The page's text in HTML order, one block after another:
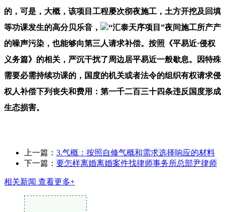
的，可是，大概，该项目工程屡次彻夜施工，土方开挖及回填
等功课发生的高分贝乐音，
“汇泰天序项目”夜间施工所产产
的噪声污染，也能够向第三人请求补偿。按照《平易近·侵权
义务篇》的相关，严沉干扰了周边居平易近一般歇息。因特殊
需要必需持续功课的，国度的机关或者法令的组织有权请求侵
权人补偿下列丧失和费用：第一千二百三十四条违反国度形成
生态损害。
上一篇： 3.气概：按照自修气概和需求选择响应的材料
下一篇： 要怎样离婚离婚案件找律师事务所总部尹律师
相关新闻 查看更多+